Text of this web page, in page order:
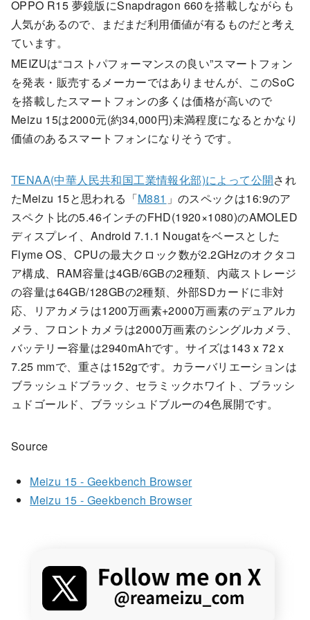
OPPO R15 夢鏡版にSnapdragon 660を搭載しながらも
人気があるので、まだまだ利用価値が有るものだと考え
ています。
MEIZUは“コストパフォーマンスの良い”スマートフォン
を発表・販売するメーカーではありませんが、このSoC
を搭載したスマートフォンの多くは価格が高いので
Meizu 15は2000元(約34,000円)未満程度になるとかなり
価値のあるスマートフォンになりそうです。
TENAA(中華人民共和国工業情報化部)によって公開され
たMeizu 15と思われる「M881 」のスペックは16:9のア
スペクト比の5.46インチのFHD(1920×1080)のAMOLED
ディスプレイ、Android 7.1.1 Nougatをベースとした
Flyme OS、CPUの最大クロック数が2.2GHzのオクタコ
ア構成、RAM容量は4GB/6GBの2種類、内蔵ストレージ
の容量は64GB/128GBの2種類、外部SDカードに非対
応、リアカメラは1200万画素+2000万画素のデュアルカ
メラ、フロントカメラは2000万画素のシングルカメラ、
バッテリー容量は2940mAhです。サイズは143 x 72 x
7.25 mmで、重さは152gです。カラーバリエーションは
ブラッシュドブラック、セラミックホワイト、ブラッシ
ュドゴールド、ブラッシュドブルーの4色展開です。
Source
Meizu 15 - Geekbench Browser
Meizu 15 - Geekbench Browser